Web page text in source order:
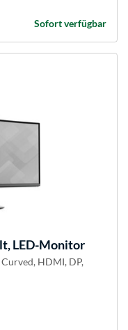
Sofort verfügbar
LED-Monitor
HDMI, DP,